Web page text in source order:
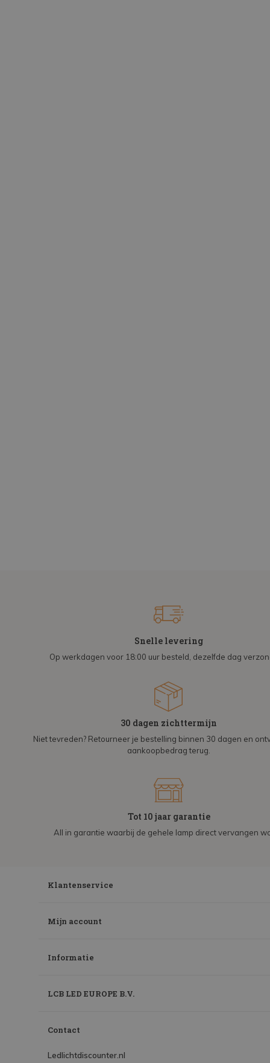
Snelle levering
Op werkdagen voor 18:00 uur besteld, dezelfde dag
30 dagen zichttermijn
Niet tevreden? Retourneer je bestelling binnen 30 dagen en
aankoopbedrag terug.
Tot 10 jaar garantie
All in garantie waarbij de gehele lamp direct vervangen
Klantenservice
Mijn account
Informatie
LCB LED EUROPE B.V.
Contact
Ledlichtdiscounter.nl